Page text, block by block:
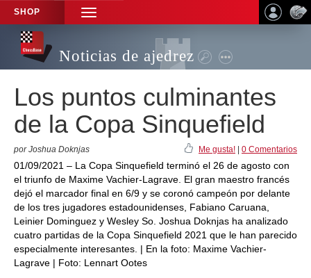
SHOP
TOGGLE
NAVIGATION
Noticias de ajedrez
Los puntos culminantes
de la Copa Sinquefield
por Joshua Doknjas Me gusta! 0 Comentarios
01/09/2021 – La Copa Sinquefield terminó el 26 de agosto con
el triunfo de Maxime Vachier-Lagrave. El gran maestro francés
dejó el marcador final en 6/9 y se coronó campeón por delante
de los tres jugadores estadounidenses, Fabiano Caruana,
Leinier Dominguez y Wesley So. Joshua Doknjas ha analizado
cuatro partidas de la Copa Sinquefield 2021 que le han parecido
especialmente interesantes. | En la foto: Maxime Vachier-
Lagrave | Foto: Lennart Ootes